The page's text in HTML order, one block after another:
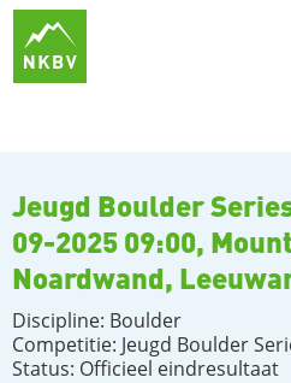
Jeugd Boulder
09-2025 09:00,
Noardwand,
Discipline: Boulder
Competitie: Jeugd Boulder
Status: Officieel eindresultaat